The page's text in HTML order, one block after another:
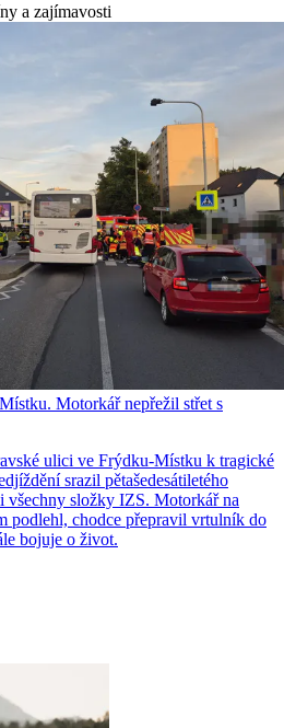
a zajímavosti
Motorkář nepřežil střet s
ulici ve Frýdku-Místku k tragické
srazil pětašedesátiletého
všechny složky IZS. Motorkář na
podlehl, chodce přepravil vrtulník do
bojuje o život.